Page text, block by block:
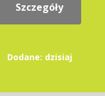
Szczegóły
Dodane: dzisiaj